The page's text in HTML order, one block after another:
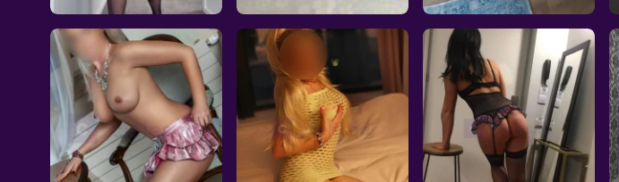
Malutka i ciasna
Kielce, 21l.
Cena: 400
Wyjazdy: Tak
Wiek: 21
Waga: 55
Wzrost: 167
Sexowna
Ostrowiec Świętokrzyski,
Cena: 200
Wyjazdy: Nie
Wiek: 40
Waga: 60
Wzrost: 167
150 DWA ZBLIŻENIA
Kielce, 35l.
Cena: 150
Wyjazdy: Nie
Wiek: 35
Waga: 78
Wzrost: 167